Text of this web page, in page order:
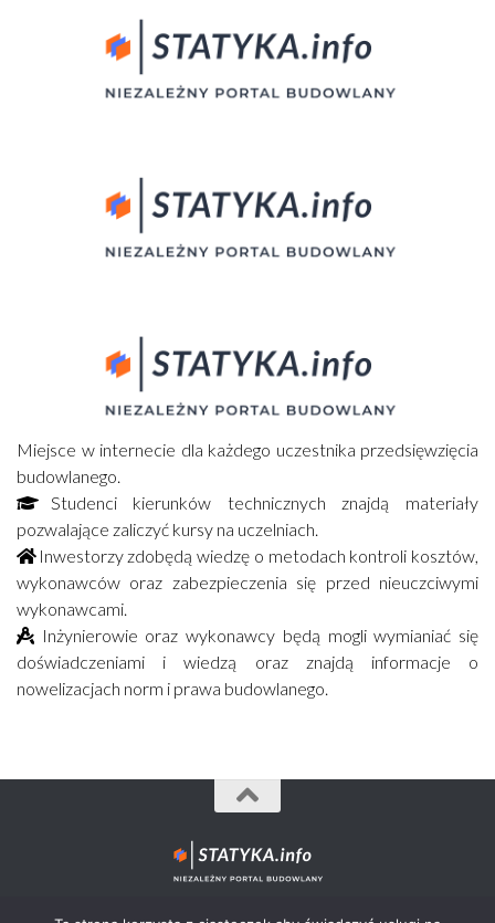
Miejsce w internecie dla każdego uczestnika przedsięwzięcia
budowlanego.
Studenci kierunków technicznych znajdą materiały
pozwalające zaliczyć kursy na uczelniach.
Inwestorzy zdobędą wiedzę o metodach kontroli kosztów,
wykonawców oraz zabezpieczenia się przed nieuczciwymi
wykonawcami.
Inżynierowie oraz wykonawcy będą mogli wymianiać się
doświadczeniami i wiedzą oraz znajdą informacje o
nowelizacjach norm i prawa budowlanego.